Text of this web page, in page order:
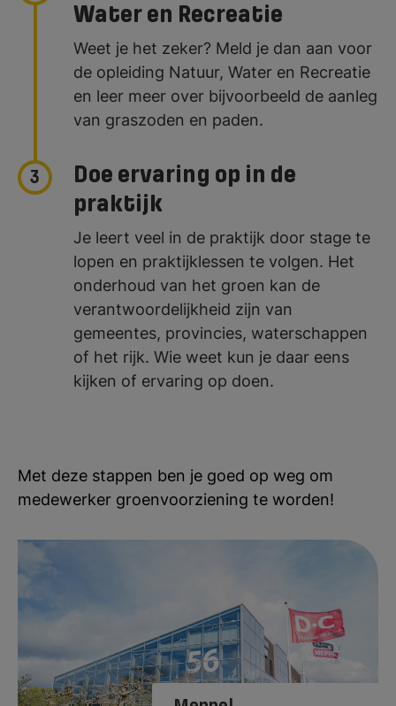
Water en Recreatie
Weet je het zeker? Meld je dan aan voor
de opleiding Natuur, Water en Recreatie
en leer meer over bijvoorbeeld de aanleg
van graszoden en paden.
3
Doe ervaring op in de
praktijk
Je leert veel in de praktijk door stage te
lopen en praktijklessen te volgen. Het
onderhoud van het groen kan de
verantwoordelijkheid zijn van
gemeentes, provincies, waterschappen
of het rijk. Wie weet kun je daar eens
kijken of ervaring op doen.
Met deze stappen ben je goed op weg om
medewerker groenvoorziening te worden!